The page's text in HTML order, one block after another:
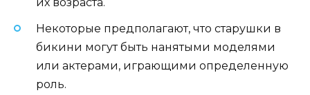
Некоторые предполагают, что старушки в
бикини могут быть нанятыми моделями
или актерами, играющими определенную
роль.